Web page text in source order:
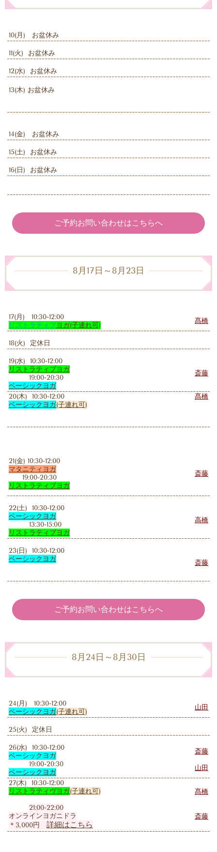
10(月) お盆休み
11(火) お盆休み
12(水) お盆休み
13(木) お盆休み
14(金) お盆休み
15(土) お盆休み
16(日) お盆休み
ご予約お問い合わせはこちらへ
8月17日～8月23日
17(月) 10:30-12:00
リストラティブヨガ(子連れ可)
髙橋
18(火) 定休日
19(水) 10:30-12:00
リストラティブヨガ
19:00-20:30
ベーシックヨガ
斎藤
20(木) 10:30-12:00
ベーシックヨガ(子連れ可)
髙橋
21(金) 10:30-12:00
マタニティヨガ
19:00-20:30
リストラティブヨガ
斎藤
22(土) 10:30-12:00
ベーシックヨガ
13:30-15:00
リストラティブヨガ
高橋
23(日) 10:30-12:00
ベーシックヨガ
斎藤
ご予約お問い合わせはこちらへ
8月24日～8月30日
24(月) 10:30-12:00
ベーシックヨガ(子連れ可)
山田
25(火) 定休日
26(水) 10:30-12:00
ベーシックヨガ
19:00-20:30
ベーシックヨガ
斎藤
山田
27(木) 10:30-12:00
リストラティヴヨガ(子連れ可)
21:00-22:00
オンラインヨガニドラ
＊3,000円 詳細はこちら
髙橋
斎藤